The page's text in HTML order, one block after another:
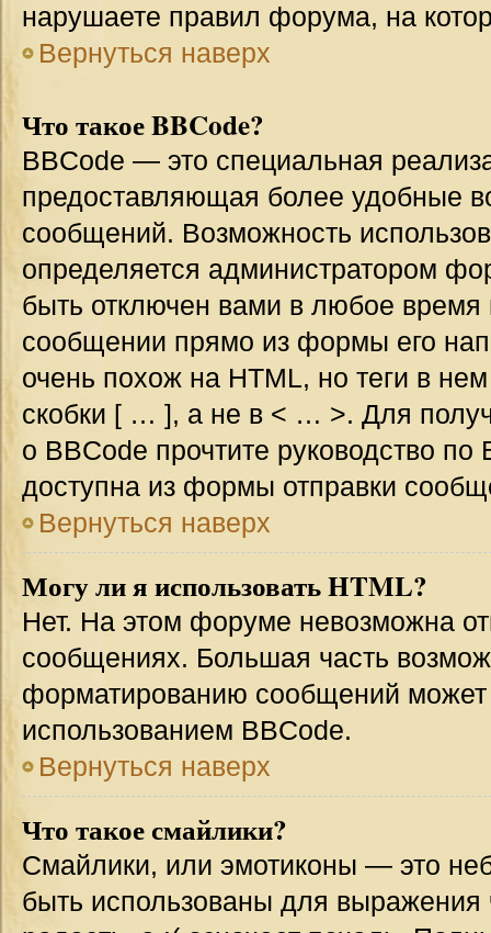
нарушаете правил форума, на
Вернуться наверх
Что такое BBCode?
BBCode — это специальная
предоставляющая более удобные
сообщений. Возможность
определяется администратором
быть отключен вами в любое
сообщении прямо из формы его
очень похож на HTML, но теги в
скобки [ … ], а не в < … >. Для
о BBCode прочтите руководство
доступна из формы отправки
Вернуться наверх
Могу ли я использовать HTML?
Нет. На этом форуме невозможна
сообщениях. Большая часть
форматированию сообщений может
использованием BBCode.
Вернуться наверх
Что такое смайлики?
Смайлики, или эмотиконы — это
быть использованы для выражения